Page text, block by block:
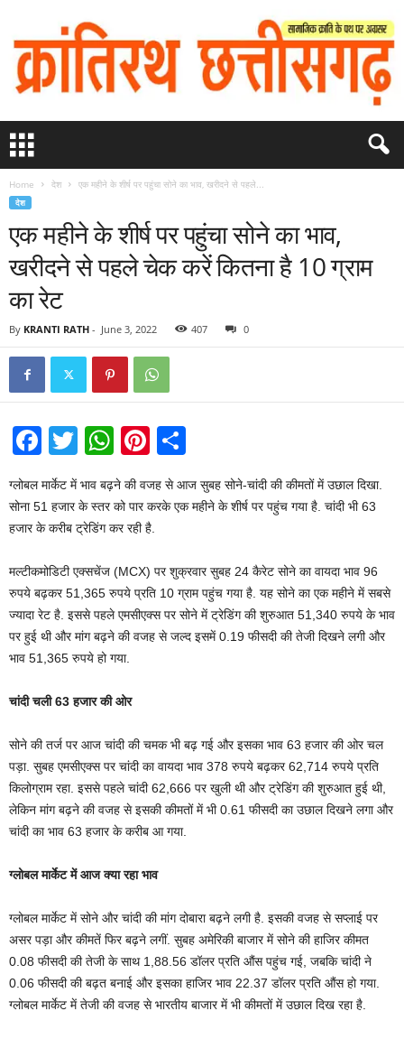
Home देश एक महीने के शीर्ष पर पहुंचा सोने का भाव, खरीदने से पहले...
देश
एक महीने के शीर्ष पर पहुंचा सोने का भाव,
खरीदने से पहले चेक करें कितना है 10 ग्राम
का रेट
By KRANTI RATH - June 3, 2022 407 0
F
a
c
e
b
o
o
k
T
tt
er
W
h
at
s
p
p
Pi
nt
er
e
ar
ग्‍लोबल मार्केट में भाव बढ़ने की वजह से आज सुबह सोने-चांदी की कीमतों में उछाल दिखा.
सोना 51 हजार के स्‍तर को पार करके एक महीने के शीर्ष पर पहुंच गया है. चांदी भी 63
हजार के करीब ट्रेडिंग कर रही है.
मल्‍टीकमोडिटी एक्‍सचेंज (MCX) पर शुक्रवार सुबह 24 कैरेट सोने का वायदा भाव 96
रुपये बढ़कर 51,365 रुपये प्रति 10 ग्राम पहुंच गया है. यह सोने का एक महीने में सबसे
ज्‍यादा रेट है. इससे पहले एमसीएक्‍स पर सोने में ट्रेडिंग की शुरुआत 51,340 रुपये के भाव
पर हुई थी और मांग बढ़ने की वजह से जल्‍द इसमें 0.19 फीसदी की तेजी दिखने लगी और
भाव 51,365 रुपये हो गया.
चांदी चली 63 हजार की ओर
सोने की तर्ज पर आज चांदी की चमक भी बढ़ गई और इसका भाव 63 हजार की ओर चल
पड़ा. सुबह एमसीएक्‍स पर चांदी का वायदा भाव 378 रुपये बढ़कर 62,714 रुपये प्रति
किलोग्राम रहा. इससे पहले चांदी 62,666 पर खुली थी और ट्रेडिंग की शुरुआत हुई थी,
लेकिन मांग बढ़ने की वजह से इसकी कीमतों में भी 0.61 फीसदी का उछाल दिखने लगा और
चांदी का भाव 63 हजार के करीब आ गया.
ग्‍लोबल मार्केट में आज क्‍या रहा भाव
ग्‍लोबल मार्केट में सोने और चांदी की मांग दोबारा बढ़ने लगी है. इसकी वजह से सप्‍लाई पर
असर पड़ा और कीमतें फिर बढ़ने लगीं. सुबह अमेरिकी बाजार में सोने की हाजिर कीमत
0.08 फीसदी की तेजी के साथ 1,88.56 डॉलर प्रति औंस पहुंच गई, जबकि चांदी ने
0.06 फीसदी की बढ़त बनाई और इसका हाजिर भाव 22.37 डॉलर प्रति औंस हो गया.
ग्‍लोबल मार्केट में तेजी की वजह से भारतीय बाजार में भी कीमतों में उछाल दिख रहा है.